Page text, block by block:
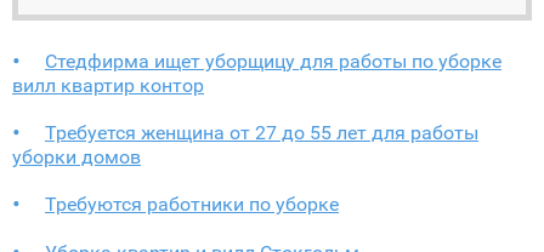
Стедфирма ищет уборщицу для работы по уборке
вилл квартир контор
Требуется женщина от 27 до 55 лет для работы
уборки домов
Требуются работники по уборке